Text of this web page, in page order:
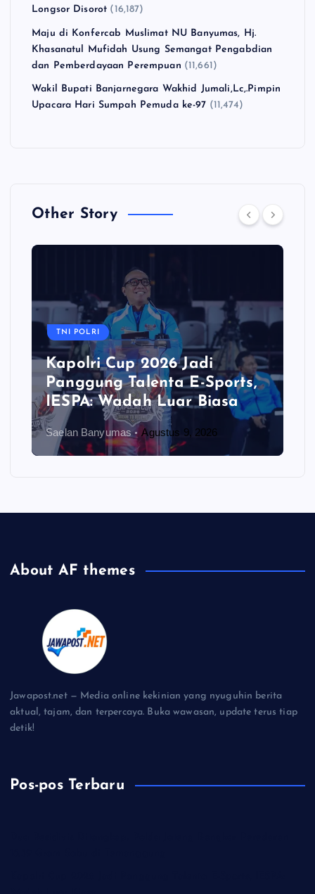
Longsor Disorot (16,187)
Maju di Konfercab Muslimat NU Banyumas, Hj.
Khasanatul Mufidah Usung Semangat Pengabdian
dan Pemberdayaan Perempuan (11,661)
Wakil Bupati Banjarnegara Wakhid Jumali,Lc,.Pimpin
Upacara Hari Sumpah Pemuda ke-97 (11,474)
Other Story
TNI POLRI
Kapolri Cup 2026 Jadi
Panggung Talenta E-Sports,
IESPA: Wadah Luar Biasa
Saelan Banyumas Agustus 9, 2026
About AF themes
Jawapost.net — Media online kekinian yang nyuguhin berita
aktual, tajam, dan terpercaya. Buka wawasan, update terus tiap
detik!
Pos-pos Terbaru